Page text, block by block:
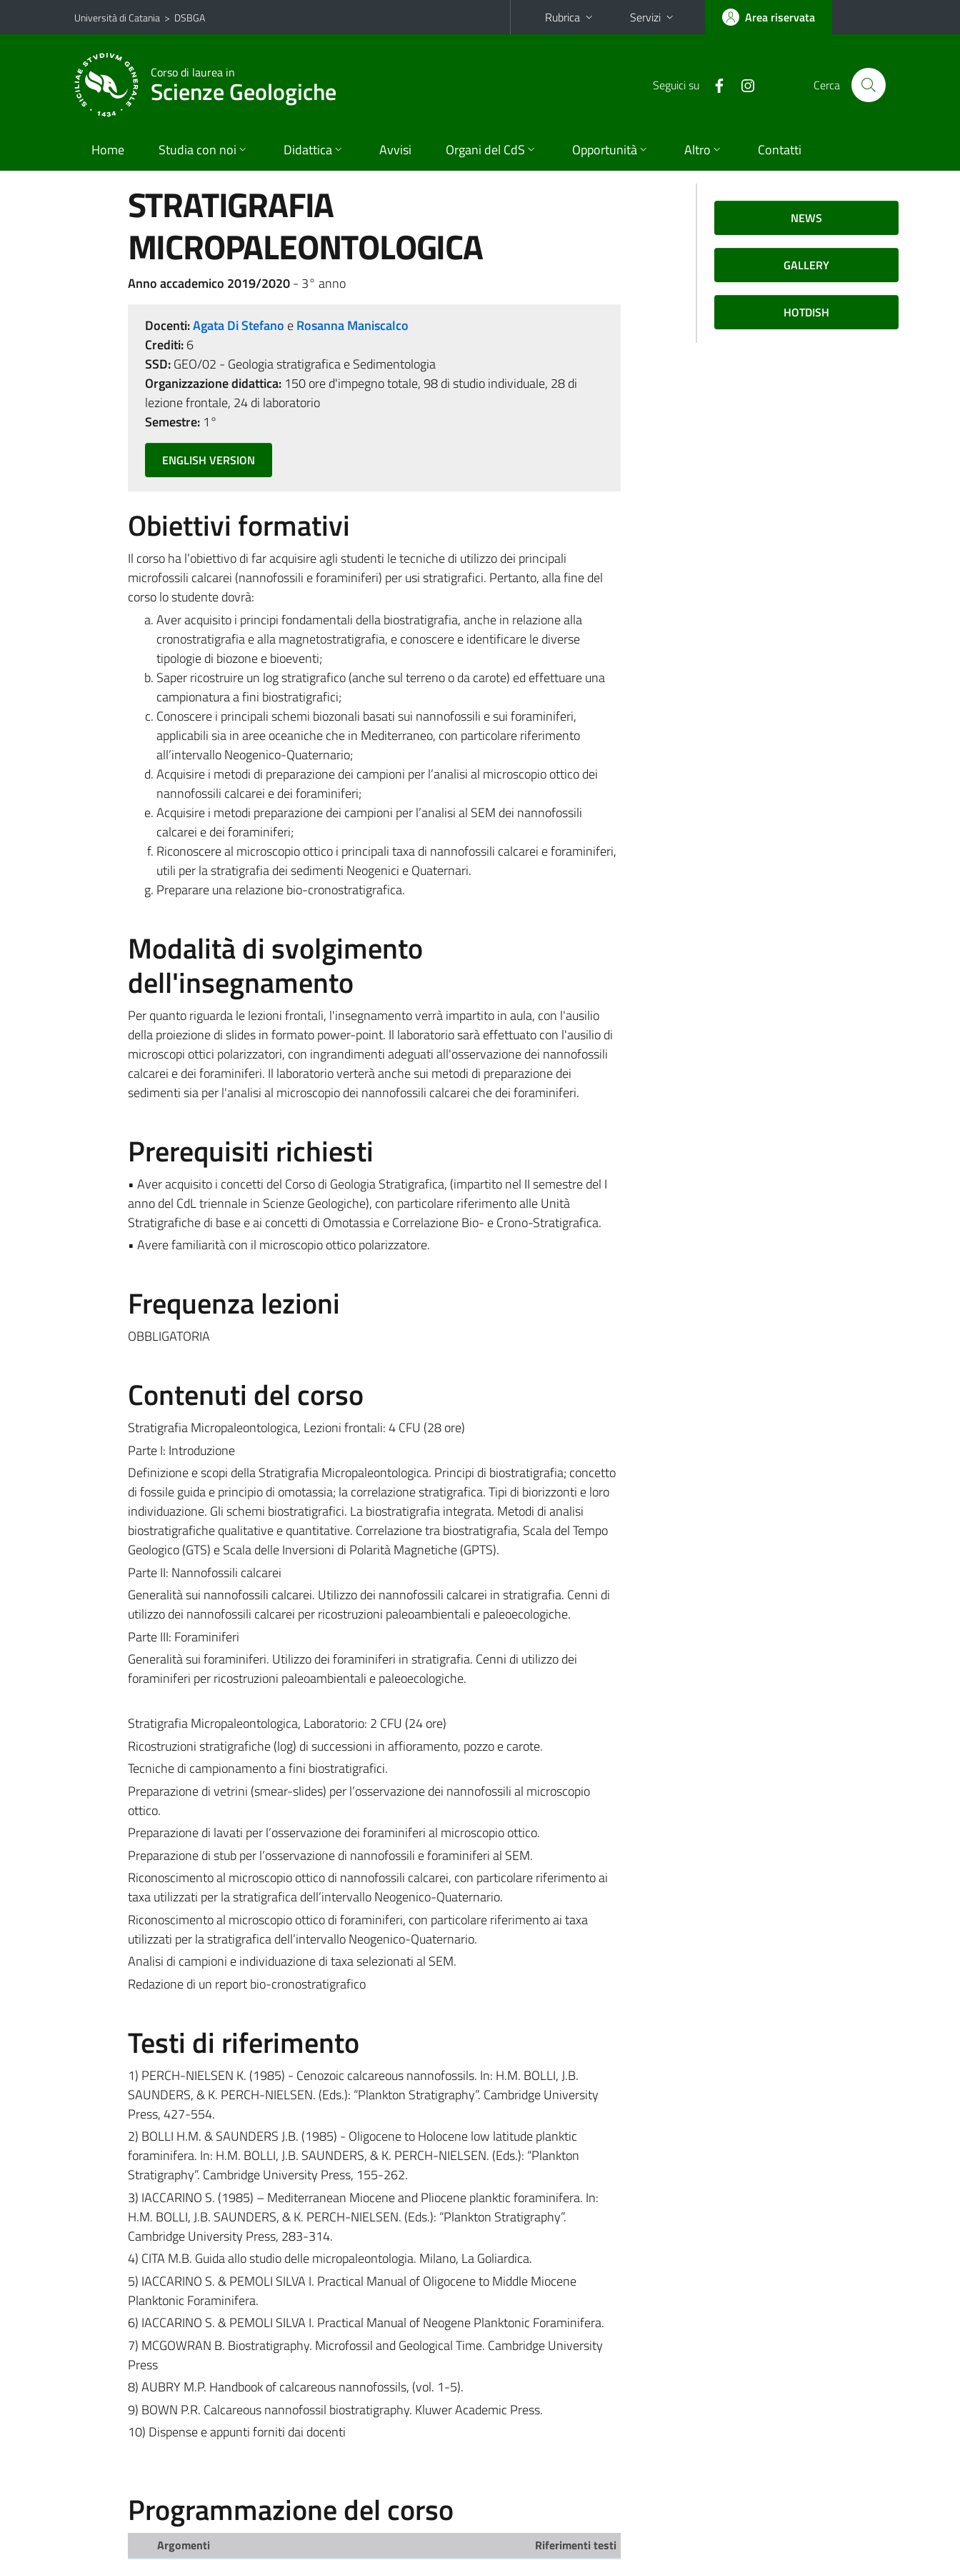
Vai al contenuto principale
Vai al menu di navigazione
Università di Catania > DSBGA Rubrica Servizi Area riservata
Corso di laurea in
Scienze Geologiche Seguici su Cerca
Home Studia con noi Didattica Avvisi Organi del CdS Opportunità Altro Contatti
STRATIGRAFIA
MICROPALEONTOLOGICA
Anno accademico 2019/2020- 3° anno
Docenti:Agata Di Stefano eRosanna Maniscalco
Crediti:6
SSD:GEO/02 - Geologia stratigrafica e Sedimentologia
Organizzazione didattica:150 ore d'impegno totale, 98 di studio individuale, 28 di
lezione frontale, 24 di laboratorio
Semestre:1°
ENGLISH VERSION
Obiettivi formativi
Il corso ha l’obiettivo di far acquisire agli studenti le tecniche di utilizzo dei principali
microfossili calcarei (nannofossili e foraminiferi) per usi stratigrafici. Pertanto, alla fine del
corso lo studente dovrà:
Aver acquisito i principi fondamentali della biostratigrafia, anche in relazione alla
cronostratigrafia e alla magnetostratigrafia, e conoscere e identificare le diverse
tipologie di biozone e bioeventi;
Saper ricostruire un log stratigrafico (anche sul terreno o da carote) ed effettuare una
campionatura a fini biostratigrafici;
Conoscere i principali schemi biozonali basati sui nannofossili e sui foraminiferi,
applicabili sia in aree oceaniche che in Mediterraneo, con particolare riferimento
all’intervallo Neogenico-Quaternario;
Acquisire i metodi di preparazione dei campioni per l’analisi al microscopio ottico dei
nannofossili calcarei e dei foraminiferi;
Acquisire i metodi preparazione dei campioni per l’analisi al SEM dei nannofossili
calcarei e dei foraminiferi;
Riconoscere al microscopio ottico i principali taxa di nannofossili calcarei e foraminiferi,
utili per la stratigrafia dei sedimenti Neogenici e Quaternari.
Preparare una relazione bio-cronostratigrafica.
Modalità di svolgimento
dell'insegnamento
Per quanto riguarda le lezioni frontali, l'insegnamento verrà impartito in aula, con l'ausilio
della proiezione di slides in formato power-point. Il laboratorio sarà effettuato con l'ausilio di
microscopi ottici polarizzatori, con ingrandimenti adeguati all'osservazione dei nannofossili
calcarei e dei foraminiferi. Il laboratorio verterà anche sui metodi di preparazione dei
sedimenti sia per l'analisi al microscopio dei nannofossili calcarei che dei foraminiferi.
Prerequisiti richiesti
• Aver acquisito i concetti del Corso di Geologia Stratigrafica, (impartito nel II semestre del I
anno del CdL triennale in Scienze Geologiche), con particolare riferimento alle Unità
Stratigrafiche di base e ai concetti di Omotassia e Correlazione Bio- e Crono-Stratigrafica.
• Avere familiarità con il microscopio ottico polarizzatore.
Frequenza lezioni
OBBLIGATORIA
Contenuti del corso
Stratigrafia Micropaleontologica, Lezioni frontali: 4 CFU (28 ore)
Parte I: Introduzione
Definizione e scopi della Stratigrafia Micropaleontologica. Principi di biostratigrafia; concetto
di fossile guida e principio di omotassia; la correlazione stratigrafica. Tipi di biorizzonti e loro
individuazione. Gli schemi biostratigrafici. La biostratigrafia integrata. Metodi di analisi
biostratigrafiche qualitative e quantitative. Correlazione tra biostratigrafia, Scala del Tempo
Geologico (GTS) e Scala delle Inversioni di Polarità Magnetiche (GPTS).
Parte II: Nannofossili calcarei
Generalità sui nannofossili calcarei. Utilizzo dei nannofossili calcarei in stratigrafia. Cenni di
utilizzo dei nannofossili calcarei per ricostruzioni paleoambientali e paleoecologiche.
Parte III: Foraminiferi
Generalità sui foraminiferi. Utilizzo dei foraminiferi in stratigrafia. Cenni di utilizzo dei
foraminiferi per ricostruzioni paleoambientali e paleoecologiche.
Stratigrafia Micropaleontologica, Laboratorio: 2 CFU (24 ore)
Ricostruzioni stratigrafiche (log) di successioni in affioramento, pozzo e carote.
Tecniche di campionamento a fini biostratigrafici.
Preparazione di vetrini (smear-slides) per l’osservazione dei nannofossili al microscopio
ottico.
Preparazione di lavati per l’osservazione dei foraminiferi al microscopio ottico.
Preparazione di stub per l’osservazione di nannofossili e foraminiferi al SEM.
Riconoscimento al microscopio ottico di nannofossili calcarei, con particolare riferimento ai
taxa utilizzati per la stratigrafica dell’intervallo Neogenico-Quaternario.
Riconoscimento al microscopio ottico di foraminiferi, con particolare riferimento ai taxa
utilizzati per la stratigrafica dell’intervallo Neogenico-Quaternario.
Analisi di campioni e individuazione di taxa selezionati al SEM.
Redazione di un report bio-cronostratigrafico
Testi di riferimento
1) PERCH-NIELSEN K. (1985) - Cenozoic calcareous nannofossils. In: H.M. BOLLI, J.B.
SAUNDERS, & K. PERCH-NIELSEN. (Eds.): “Plankton Stratigraphy”. Cambridge University
Press, 427-554.
2) BOLLI H.M. & SAUNDERS J.B. (1985) - Oligocene to Holocene low latitude planktic
foraminifera. In: H.M. BOLLI, J.B. SAUNDERS, & K. PERCH-NIELSEN. (Eds.): “Plankton
Stratigraphy”. Cambridge University Press, 155-262.
3) IACCARINO S. (1985) – Mediterranean Miocene and Pliocene planktic foraminifera. In:
H.M. BOLLI, J.B. SAUNDERS, & K. PERCH-NIELSEN. (Eds.): “Plankton Stratigraphy”.
Cambridge University Press, 283-314.
4) CITA M.B. Guida allo studio delle micropaleontologia. Milano, La Goliardica.
5) IACCARINO S. & PEMOLI SILVA I. Practical Manual of Oligocene to Middle Miocene
Planktonic Foraminifera.
6) IACCARINO S. & PEMOLI SILVA I. Practical Manual of Neogene Planktonic Foraminifera.
7) MCGOWRAN B. Biostratigraphy. Microfossil and Geological Time. Cambridge University
Press
8) AUBRY M.P. Handbook of calcareous nannofossils, (vol. 1-5).
9) BOWN P.R. Calcareous nannofossil biostratigraphy. Kluwer Academic Press.
10) Dispense e appunti forniti dai docenti
Programmazione del corso
Argomenti Riferimenti testi
NEWS
GALLERY
HOTDISH